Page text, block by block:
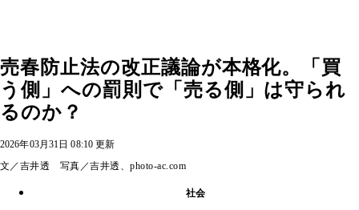
売春防止法の改正議論が本格化。「買
う側」への罰則で「売る側」は守られ
るのか？
2026年03月31日 08:10 更新
文／吉井透 写真／吉井透、photo-ac.com
社会